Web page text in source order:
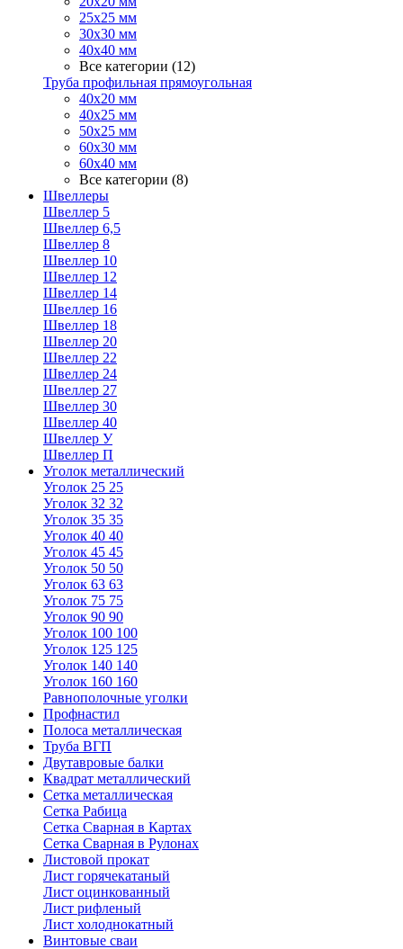
25х25 мм
30х30 мм
40х40 мм
Все категории (12)
Труба профильная прямоугольная
40х20 мм
40х25 мм
50х25 мм
60х30 мм
60х40 мм
Все категории (8)
Швеллеры
Швеллер 5
Швеллер 6,5
Швеллер 8
Швеллер 10
Швеллер 12
Швеллер 14
Швеллер 16
Швеллер 18
Швеллер 20
Швеллер 22
Швеллер 24
Швеллер 27
Швеллер 30
Швеллер 40
Швеллер У
Швеллер П
Уголок металлический
Уголок 25 25
Уголок 32 32
Уголок 35 35
Уголок 40 40
Уголок 45 45
Уголок 50 50
Уголок 63 63
Уголок 75 75
Уголок 90 90
Уголок 100 100
Уголок 125 125
Уголок 140 140
Уголок 160 160
Равнополочные уголки
Профнастил
Полоса металлическая
Труба ВГП
Двутавровые балки
Квадрат металлический
Сетка металлическая
Сетка Рабица
Сетка Сварная в Картах
Сетка Сварная в Рулонах
Листовой прокат
Лист горячекатаный
Лист оцинкованный
Лист рифленый
Лист холоднокатный
Винтовые сваи